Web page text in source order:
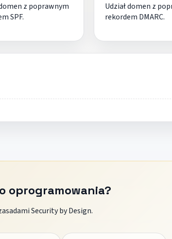
z poprawnym
SPF.
Udział domen z
rekordem DMARC.
oprogramowania?
Security by Design.